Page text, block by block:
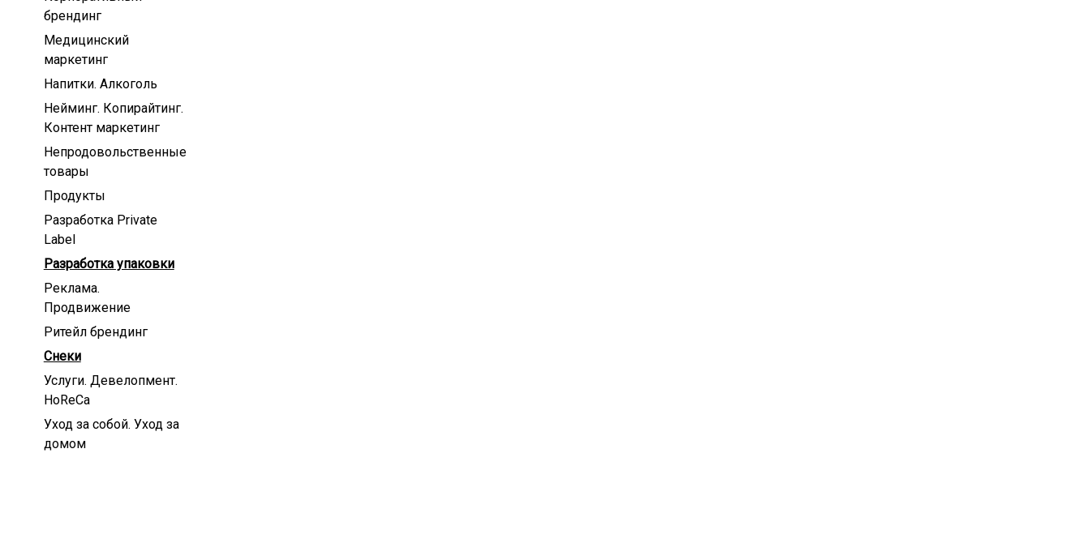
брендинг
Медицинский
маркетинг
Напитки. Алкоголь
Нейминг. Копирайтинг.
Контент маркетинг
Непродовольственные
товары
Продукты
Разработка Private
Label
Разработка упаковки
Реклама.
Продвижение
Ритейл брендинг
Снеки
Услуги. Девелопмент.
HoReCa
Уход за собой. Уход за
домом